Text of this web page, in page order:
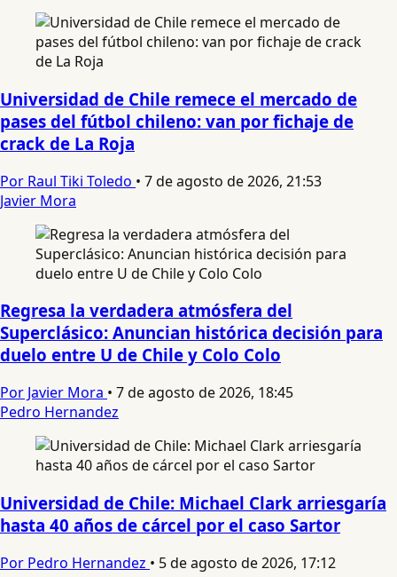
Universidad de Chile remece el mercado de
pases del fútbol chileno: van por fichaje de
crack de La Roja
Por Raul Tiki Toledo • 7 de agosto de 2026, 21:53
Javier Mora
Regresa la verdadera atmósfera del
Superclásico: Anuncian histórica decisión para
duelo entre U de Chile y Colo Colo
Por Javier Mora • 7 de agosto de 2026, 18:45
Pedro Hernandez
Universidad de Chile: Michael Clark arriesgaría
hasta 40 años de cárcel por el caso Sartor
Por Pedro Hernandez • 5 de agosto de 2026, 17:12